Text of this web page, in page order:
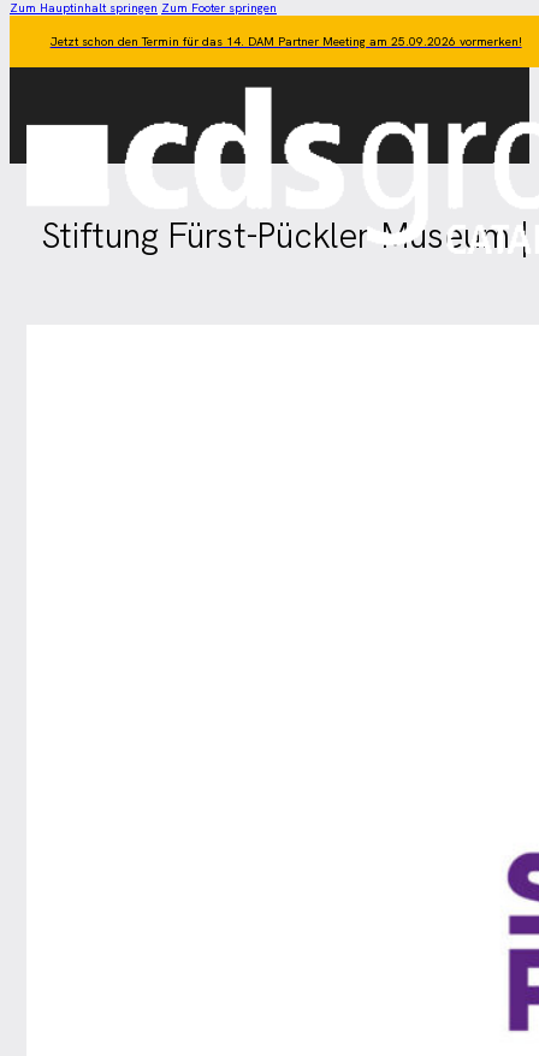
Zum Hauptinhalt springen Zum Footer springen
Jetzt schon den Termin für das 14. DAM Partner Meeting am 25.09.2026 vormerken!
Stiftung Fürst-Pückler-Museum